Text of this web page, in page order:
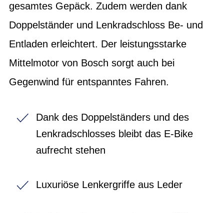
gesamtes Gepäck. Zudem werden dank
Doppelständer und Lenkradschloss Be- und
Entladen erleichtert. Der leistungsstarke
Mittelmotor von Bosch sorgt auch bei
Gegenwind für entspanntes Fahren.
Dank des Doppelständers und des
Lenkradschlosses bleibt das E-Bike
aufrecht stehen
Luxuriöse Lenkergriffe aus Leder